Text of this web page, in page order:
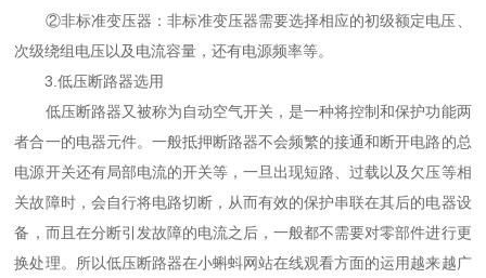
②非标准变压器：非标准变压器需要选择相应的初级额定电压、
次级绕组电压以及电流容量，还有电源频率等。
3.低压断路器选用
低压断路器又被称为自动空气开关，是一种将控制和保护功能两
者合一的电器元件。一般抵押断路器不会频繁的接通和断开电路的总
电源开关还有局部电流的开关等，一旦出现短路、过载以及欠压等相
关故障时，会自行将电路切断，从而有效的保护串联在其后的电器设
备，而且在分断引发故障的电流之后，一般都不需要对零部件进行更
换处理。所以低压断路器在小蝌蚪网站在线观看方面的运用越来越广